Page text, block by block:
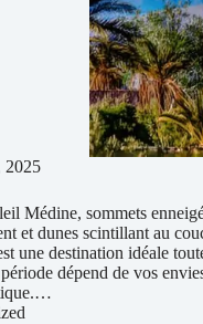
2025
Médine, sommets
et dunes scintillant au
une destination idéale
dépend de vos